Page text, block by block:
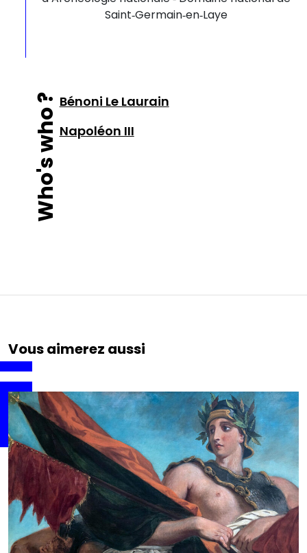
Saint‑Germain‑en‑Laye
Who's who ?Bénoni Le Laurain
Napoléon III
Vous aimerez aussi